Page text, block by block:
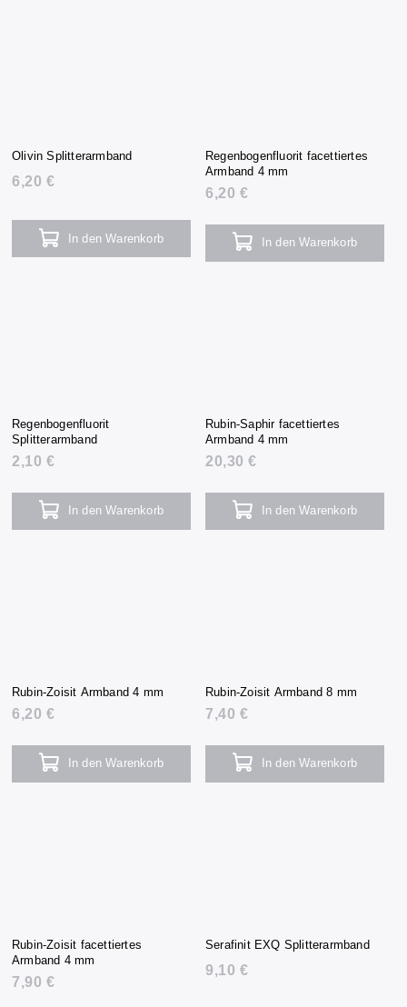
Olivin Splitterarmband
6,20 €
In den Warenkorb
Regenbogenfluorit facettiertes
Armband 4 mm
6,20 €
In den Warenkorb
Regenbogenfluorit
Splitterarmband
2,10 €
In den Warenkorb
Rubin-Saphir facettiertes
Armband 4 mm
20,30 €
In den Warenkorb
Rubin-Zoisit Armband 4 mm
6,20 €
In den Warenkorb
Rubin-Zoisit Armband 8 mm
7,40 €
In den Warenkorb
Rubin-Zoisit facettiertes
Armband 4 mm
7,90 €
Serafinit EXQ Splitterarmband
9,10 €